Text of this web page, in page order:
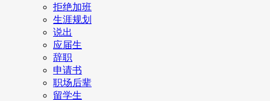
拒绝加班
生涯规划
说出
应届生
辞职
申请书
职场后辈
留学生